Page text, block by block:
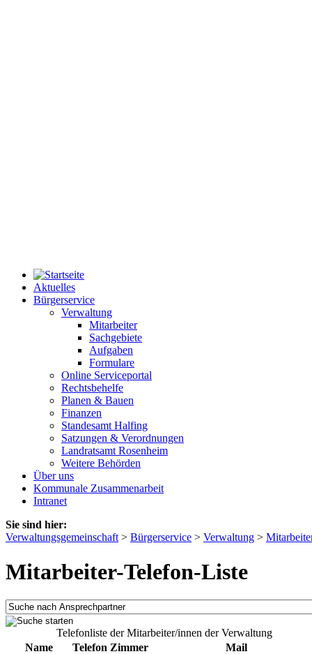
Aktuelles
Bürgerservice
Verwaltung
Mitarbeiter
Sachgebiete
Aufgaben
Formulare
Online Serviceportal
Rechtsbehelfe
Planen & Bauen
Finanzen
Standesamt Halfing
Satzungen & Verordnungen
Landratsamt Rosenheim
Weitere Behörden
Über uns
Kommunale Zusammenarbeit
Intranet
Sie sind hier:
Verwaltungsgemeinschaft > Bürgerservice > Verwaltung >
Mitarbeiter-Telefon-Liste
Telefonliste der Mitarbeiter/innen der Verwaltung
Name
Telefon Zimmer
Mail